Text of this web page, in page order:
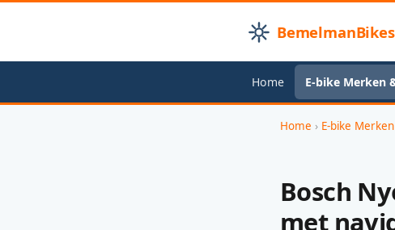
Home E-bike Merken
Home › E-bike
Bosch
met